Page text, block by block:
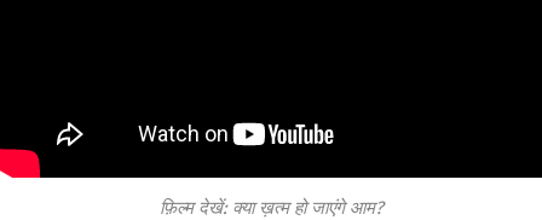
फ़िल्म देखें: क्या ख़त्म हो जाएंगे आम?